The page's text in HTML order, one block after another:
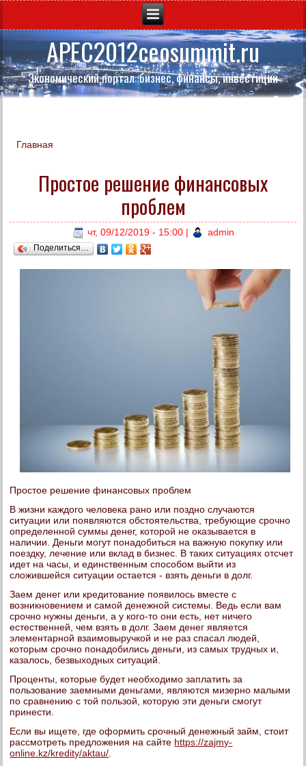
APEC2012ceosummit.ru
Экономический портал: бизнес, финансы, инвестиции
Вы здесь
Главная
Простое решение финансовых
проблем
чт, 09/12/2019 - 15:00| admin
Поделиться…
Простое решение финансовых проблем
В жизни каждого человека рано или поздно случаются
ситуации или появляются обстоятельства, требующие срочно
определенной суммы денег, которой не оказывается в
наличии. Деньги могут понадобиться на важную покупку или
поездку, лечение или вклад в бизнес. В таких ситуациях отсчет
идет на часы, и единственным способом выйти из
сложившейся ситуации остается - взять деньги в долг.
Заем денег или кредитование появилось вместе с
возникновением и самой денежной системы. Ведь если вам
срочно нужны деньги, а у кого-то они есть, нет ничего
естественней, чем взять в долг. Заем денег является
элементарной взаимовыручкой и не раз спасал людей,
которым срочно понадобились деньги, из самых трудных и,
казалось, безвыходных ситуаций.
Проценты, которые будет необходимо заплатить за
пользование заемными деньгами, являются мизерно малыми
по сравнению с той пользой, которую эти деньги смогут
принести.
Если вы ищете, где оформить срочный денежный займ, стоит
рассмотреть предложения на сайте https://zajmy-
online.kz/kredity/aktau/